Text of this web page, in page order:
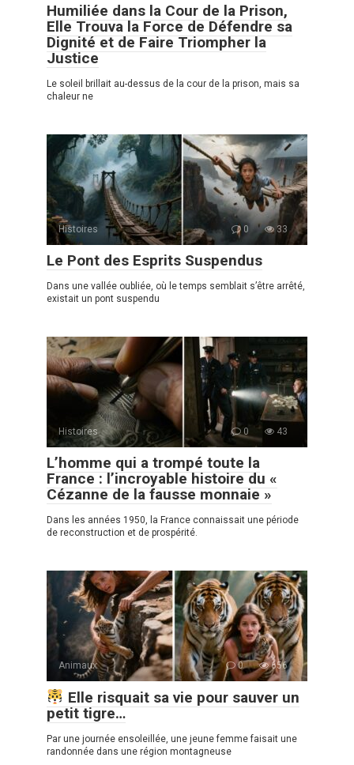
Humiliée dans la Cour de la Prison,
Elle Trouva la Force de Défendre sa
Dignité et de Faire Triompher la
Justice
Le soleil brillait au-dessus de la cour de la prison, mais sa
chaleur ne
Histoires 0 33
Le Pont des Esprits Suspendus
Dans une vallée oubliée, où le temps semblait s’être arrêté,
existait un pont suspendu
Histoires 0 43
L’homme qui a trompé toute la
France : l’incroyable histoire du «
Cézanne de la fausse monnaie »
Dans les années 1950, la France connaissait une période
de reconstruction et de prospérité.
Animaux 0 656
Elle risquait sa vie pour sauver un
petit tigre…
Par une journée ensoleillée, une jeune femme faisait une
randonnée dans une région montagneuse